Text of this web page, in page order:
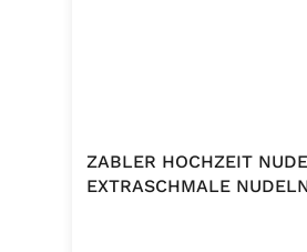
ZABLER HOCHZEIT
EXTRASCHMALE